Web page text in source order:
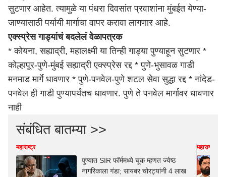
सुटणार आहेत. त्यामुळे या पंधरा दिवसांत प्रवाशांना मुंबईत येण्या-
जाण्यासाठी पर्यायी मार्गाचा वापर करावा लागणार आहे.
एक्स्प्रेस गाड्यांचं बदलेलं वेळापत्रक
* कोयना, सह्याद्री, महालक्ष्मी या तिन्ही गाड्या पुण्याहून सुटणार *
कोल्हापूर-पुणे-मुंबई सह्याद्री एक्स्प्रेस रद्द * पुणे-भुसावळ गाडी
मनमाड मार्गे धावणार * पुणे-पनवेल-पुणे शटल सेवा सुद्धा रद्द * नांदेड-
पनवेल ही गाडी पुण्यापर्यंतच धावणार. पुणे ते पनवेल मार्गावर धावणार
नाही
संबंधित बातम्या >>
महाराष्ट्र
पुण्यात SIR फॉर्ममध्ये चूक म्हणत ज्येष्ठ
नागरिकाला गंडा; सायबर चोरट्यांनी 4 लाख
महाराष्ट्र